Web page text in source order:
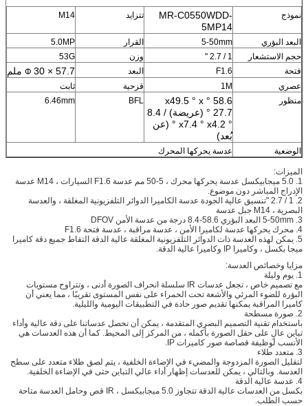
نموذج
MR-C0550WDD-
5MP14
تتزايد M14
البعد البؤري 5-50mm القرار
5.0MP
حجم الاستشعار
1 / 2.7 " وزن
53G
فتحة
F1.6 البعد Φ 30 × 57.7 ملم
عصري 1M قزحية
ثابت
منظور
58.6 ° x49.5 ° x
27.7 ° (عريضة) / 8.4
° x7.4 ° x4.2 ° (عن
بُعد)
BFL
6.46mm
الوضعية عدسة يحركها المحرك
الميزات:
1. 5.0 ميجابيكسل عدسة يحركها محرك ، 5-50 مم عدسة F1.6 السيارات ، M14 عدسة
الإدراج المباشر دون موضوع.
2. 1 / 2.7 "تنسيق عالية الجودة عدسة الكاميرا الدوائر التلفزيونية المغلقة ، والعدسة
البصرية ، M14 جبل عدسة
3. 5-50mm البعد البؤري 58.6-8.4 درجة من عدسة الأمن DFOV
4. محرك يحركها عدسة لكاميرا الأمن ، عدسة مراقبة ، عدسة فتحة F1.6
5. يمكن لهذه العدسة ذات الدوائر التلفزيونية المغلقة عالية الدقة التقاط جميع دقة كاميرا
ميجا بكسل ، وكاميرا IP وكاميرا عالية الدقة.
مزايا وخصائص العدسة:
1. يوم وليلة
مع تصميم خاص ، تجعل عدسات IR سلسلة انحراف الصورة أدنى ، وتتراوح مستويات
البؤرة للضوء المرئي والأشعة تحت الحمراء على نفس المستوى تقريبًا ، مما يعني أن
كاميرا المراقبة يمكنها تقديم صور حادة في التطبيقات اليومية والليلية.
2. صورة مسطحة
باستخدام تقنية التصميم البصري المتقدمة ، يمكن أن تحصل عدساتنا على دقة عالية وأداء
تباين عالٍ على حقل الصورة بأكمله ، من المركز إلى المحيط. كما أن هذه العدسات هي
الأنسب لوظيفة قصاصة صور كاميرات IP.
3. متعدد طلاء
لتقليل الصورة المزدوجة والمضيء في الإضاءة الخلفية ، يتم لصق طلاء متعدد على سطح
العدسة. وبالتالي ، يمكن للعدسات إظهار أداء عالي التباين حتى في الإضاءة الخلفية.
4. عدسة عالية الدقة
بكسل من العدسات عالية الدقة تتجاوز 5.0 ميجابيكسل ، IR قص وحامل العدسة متاحة
حسب الطلب.